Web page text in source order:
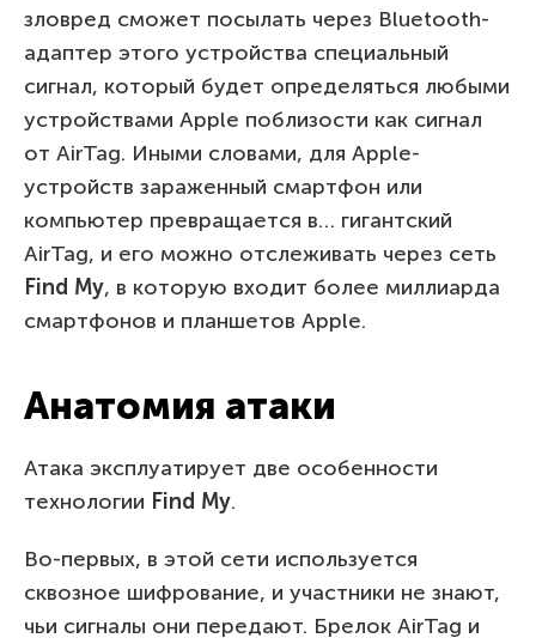
зловред сможет посылать через Bluetooth-
адаптер этого устройства специальный
сигнал, который будет определяться любыми
устройствами Apple поблизости как сигнал
от AirTag. Иными словами, для Apple-
устройств зараженный смартфон или
компьютер превращается в… гигантский
AirTag, и его можно отслеживать через сеть
Find My, в которую входит более миллиарда
смартфонов и планшетов Apple.
Анатомия атаки
Атака эксплуатирует две особенности
технологии Find My.
Во-первых, в этой сети используется
сквозное шифрование, и участники не знают,
чьи сигналы они передают. Брелок AirTag и